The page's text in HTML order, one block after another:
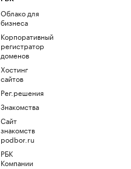
Облако для
бизнеса
Корпоративный
регистратор
доменов
Хостинг
сайтов
Рег.решения
Знакомства
Сайт
знакомств
podbor.ru
РБК
Компании